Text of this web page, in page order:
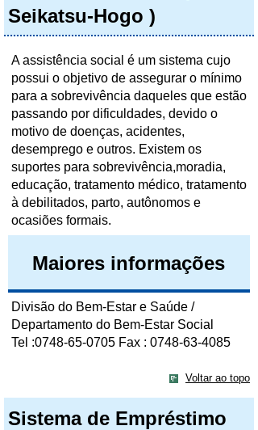
Seikatsu-Hogo )
A assistência social é um sistema cujo
possui o objetivo de assegurar o mínimo
para a sobrevivência daqueles que estão
passando por dificuldades, devido o
motivo de doenças, acidentes,
desemprego e outros. Existem os
suportes para sobrevivência,moradia,
educação, tratamento médico, tratamento
à debilitados, parto, autônomos e
ocasiões formais.
Maiores informações
Divisão do Bem-Estar e Saúde /
Departamento do Bem-Estar Social
Tel :0748-65-0705 Fax : 0748-63-4085
Voltar ao topo
Sistema de Empréstimo